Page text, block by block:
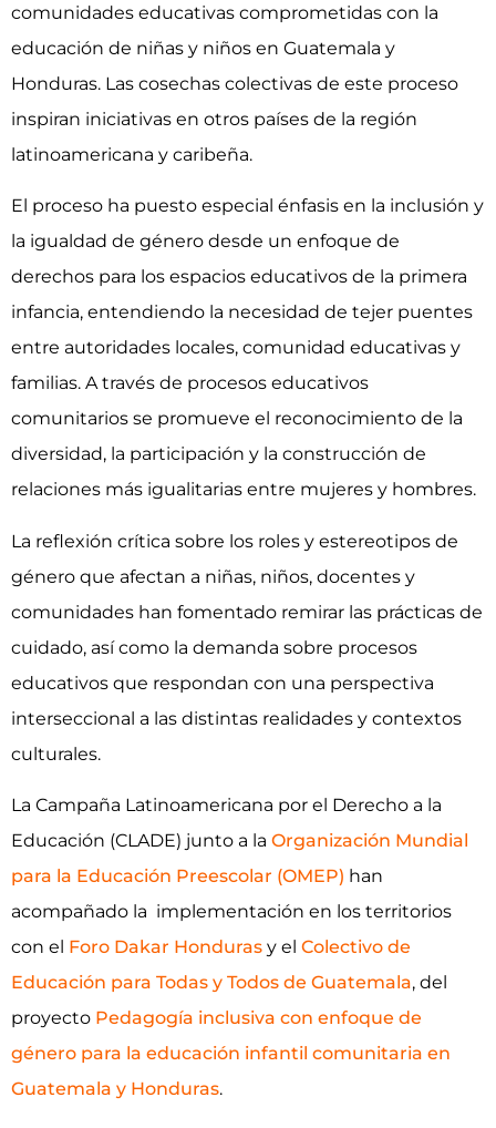
comunidades educativas comprometidas con la
educación de niñas y niños en Guatemala y
Honduras. Las cosechas colectivas de este proceso
inspiran iniciativas en otros países de la región
latinoamericana y caribeña.
El proceso ha puesto especial énfasis en la inclusión y
la igualdad de género desde un enfoque de
derechos para los espacios educativos de la primera
infancia, entendiendo la necesidad de tejer puentes
entre autoridades locales, comunidad educativas y
familias. A través de procesos educativos
comunitarios se promueve el reconocimiento de la
diversidad, la participación y la construcción de
relaciones más igualitarias entre mujeres y hombres.
La reflexión crítica sobre los roles y estereotipos de
género que afectan a niñas, niños, docentes y
comunidades han fomentado remirar las prácticas de
cuidado, así como la demanda sobre procesos
educativos que respondan con una perspectiva
interseccional a las distintas realidades y contextos
culturales.
La Campaña Latinoamericana por el Derecho a la
Educación (CLADE) junto a la Organización Mundial
para la Educación Preescolar (OMEP) han
acompañado la implementación en los territorios
con el Foro Dakar Honduras y el Colectivo de
Educación para Todas y Todos de Guatemala, del
proyecto Pedagogía inclusiva con enfoque de
género para la educación infantil comunitaria en
Guatemala y Honduras.